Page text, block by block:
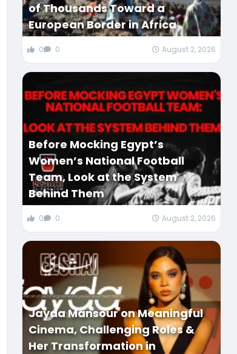
of Thousands Toward a
European Border in Africa
0 0 August 2, 2026
Before Mocking Egypt’s
Women’s National Football
Team, Look at the System
Behind Them
0 0 August 2, 2026
Jayda Mansour on Meaningful
Cinema, Challenging Roles &
Her Transformation in